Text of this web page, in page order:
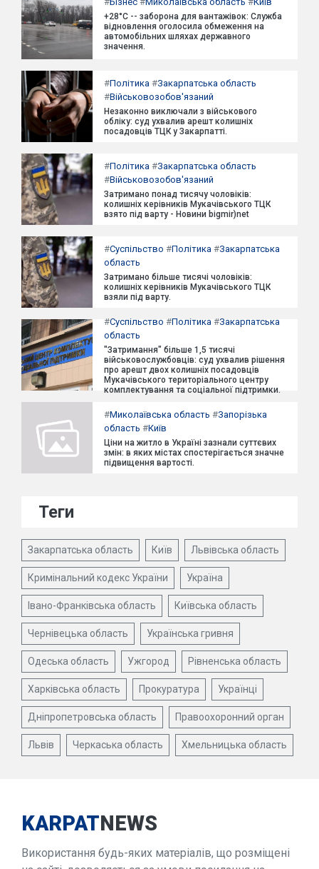
+28°C -- заборона для вантажівок: Служба
відновлення оголосила обмеження на
автомобільних шляхах державного
значення.
#Політика #Закарпатська область
#Військовозобов'язаний
Незаконно виключали з військового
обліку: суд ухвалив арешт колишніх
посадовців ТЦК у Закарпатті.
#Політика #Закарпатська область
#Військовозобов'язаний
Затримано понад тисячу чоловіків:
колишніх керівників Мукачівського ТЦК
взято під варту - Новини bigmir)net
#Суспільство #Політика #Закарпатська
область
Затримано більше тисячі чоловіків:
колишніх керівників Мукачівського ТЦК
взяли під варту.
#Суспільство #Політика #Закарпатська
область
"Затримання" більше 1,5 тисячі
військовослужбовців: суд ухвалив рішення
про арешт двох колишніх посадовців
Мукачівського територіального центру
комплектування та соціальної підтримки.
#Миколаївська область #Запорізька
область #Київ
Ціни на житло в Україні зазнали суттєвих
змін: в яких містах спостерігається значне
підвищення вартості.
Теги
Закарпатська область Київ Львівська область
Кримінальний кодекс України Україна
Івано-Франківська область Київська область
Чернівецька область Українська гривня
Одеська область Ужгород Рівненська область
Харківська область Прокуратура Українці
Дніпропетровська область Правоохоронний орган
Львів Черкаська область Хмельницька область
KARPATNEWS
Використання будь-яких матеріалів, що розміщені